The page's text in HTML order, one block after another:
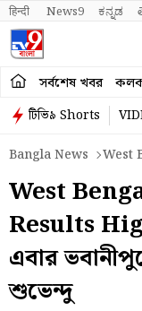
हिन्दी News9 ಕನ್ನಡ
সর্বশেষ খবর
টিভি৯ Shorts
Bangla News
West
West
Results
এবার
শুভেন্দু